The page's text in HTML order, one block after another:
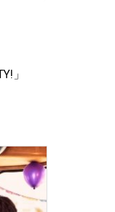
」